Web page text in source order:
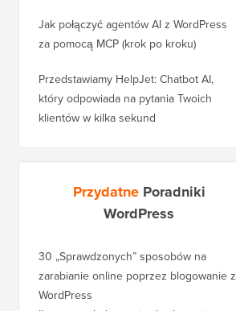
Jak połączyć agentów AI z WordPress
za pomocą MCP (krok po kroku)
Przedstawiamy HelpJet: Chatbot AI,
który odpowiada na pytania Twoich
klientów w kilka sekund
Przydatne Poradniki
WordPress
30 „Sprawdzonych” sposobów na
zarabianie online poprzez blogowanie z
WordPress